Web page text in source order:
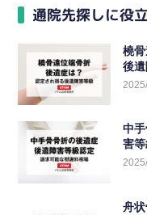
通院先探しに役
橈
後
中
害
舟